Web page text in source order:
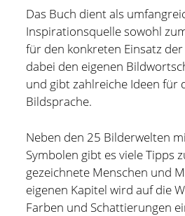
lesenswerte (Fach-) Bücher und
Weitere Infos über mich könnt
"Über mich" Seitenachlesen.
Das Buch dient als
Inspirationsquelle sowohl
für den konkreten Einsatz
dabei den eigenen
und gibt zahlreiche Ideen für
Bildsprache.
Neben den 25 Bilderwelten
Symbolen gibt es viele Tipps
gezeichnete Menschen und
eigenen Kapitel wird auf die
Farben und Schattierungen